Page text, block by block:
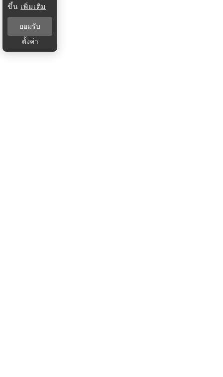
ขึ้น เพิ่มเติม
ยอมรับ
ตั้งค่า